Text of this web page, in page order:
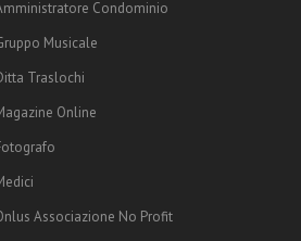
Condominio
Musicale
Traslochi
Online
Associazione No Profit